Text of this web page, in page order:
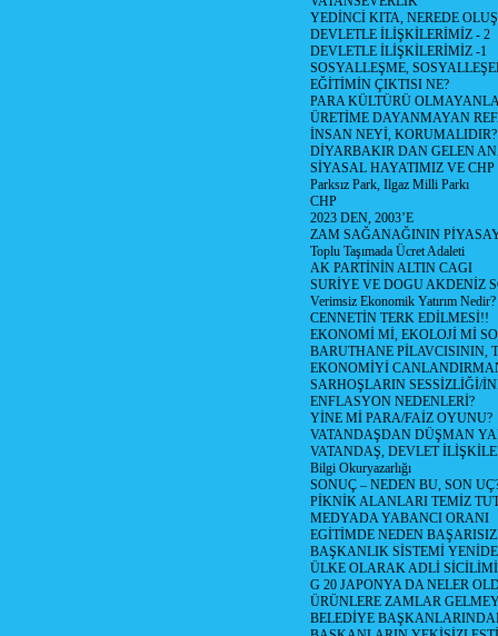
YEDİNCİ KITA, NEREDE
DEVLETLE İLİŞKİLERİMİZ - 2
DEVLETLE İLİŞKİLERİMİZ -1
SOSYALLEŞME,
EĞİTİMİN ÇIKTISI NE?
PARA KÜLTÜRÜ
ÜRETİME DAYANMAYAN
İNSAN NEYİ, KORUMALIDIR?
DİYARBAKIR DAN GELEN
SİYASAL HAYATIMIZ VE CHP
Parksız Park, Ilgaz Milli Parkı
CHP
2023 DEN, 2003’E
ZAM SAĞANAĞININ
Toplu Taşımada Ücret Adaleti
AK PARTİNİN ALTIN CAGI
SURİYE VE DOGU AKDENİZ
Verimsiz Ekonomik Yatırım Nedir?
CENNETİN TERK EDİLMESİ!!
EKONOMİ Mİ, EKOLOJİ Mİ
BARUTHANE PİLAVCISININ,
EKONOMİYİ
SARHOŞLARIN SESSİZLİĞİ/
ENFLASYON NEDENLERİ?
YİNE Mİ PARA/FAİZ OYUNU?
VATANDAŞDAN DÜŞMAN
VATANDAŞ, DEVLET
Bilgi Okuryazarlığı
SONUÇ – NEDEN BU, SON
PİKNİK ALANLARI TEMİZ
MEDYADA YABANCI ORANI
EGİTİMDE NEDEN
BAŞKANLIK SİSTEMİ
ÜLKE OLARAK ADLİ
G 20 JAPONYA DA NELER
ÜRÜNLERE ZAMLAR
BELEDİYE